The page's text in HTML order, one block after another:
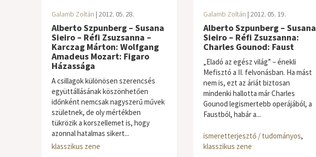
Galamb Zoltán | 2012. 05. 28.
Alberto Szpunberg – Susana
Sieiro – Réfi Zsuzsanna –
Karczag Márton: Wolfgang
Amadeus Mozart: Figaro
Házassága
A csillagok különösen szerencsés
együttállásának köszönhetően
időnként nemcsak nagyszerű művek
születnek, de oly mértékben
tükrözik a korszellemet is, hogy
azonnal hatalmas sikert...
ismeretterjesztő / tudományos
klasszikus zene
Galamb Zoltán | 2012. 05. 19.
Alberto Szpunberg – Susana
Sieiro – Réfi Zsuzsanna:
Charles Gounod: Faust
„Eladó az egész világ” – énekli
Mefisztó a II. felvonásban. Ha mást
nem is, ezt az áriát biztosan
mindenki hallotta már Charles
Gounod legismertebb operájából, a
Faustból, habár a...
ismeretterjesztő / tudományos,
klasszikus zene